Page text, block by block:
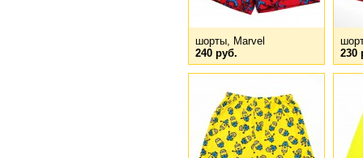
шорты, Marvel
240 руб.
230